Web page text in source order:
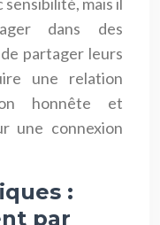
dans des
partager leurs
une relation
honnête et
une connexion
:
par